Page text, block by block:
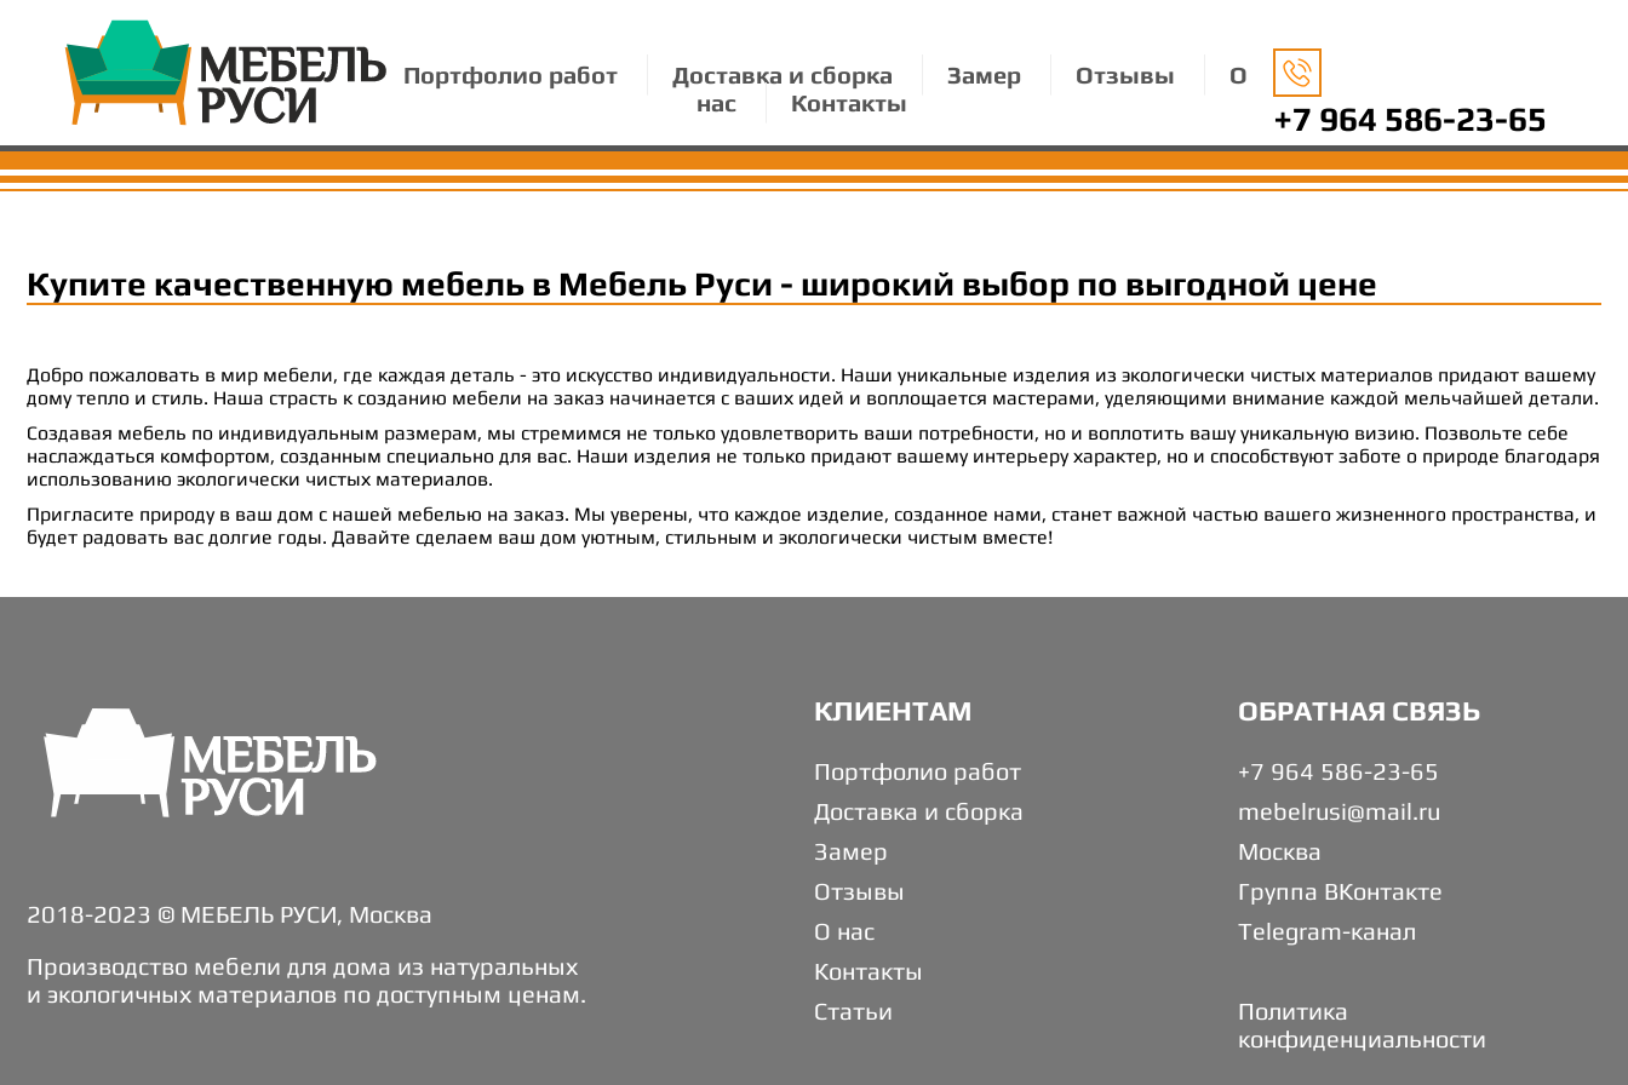
Портфолио работ Доставка и сборка Замер Отзывы
О
нас
Контакты +7 964 586-23-65
Купите качественную мебель в Мебель Руси - широкий выбор по выгодной цене
Добро пожаловать в мир мебели, где каждая деталь - это искусство индивидуальности. Наши уникальные изделия из экологически чистых материалов придают вашему
дому тепло и стиль. Наша страсть к созданию мебели на заказ начинается с ваших идей и воплощается мастерами, уделяющими внимание каждой мельчайшей детали.
Создавая мебель по индивидуальным размерам, мы стремимся не только удовлетворить ваши потребности, но и воплотить вашу уникальную визию. Позвольте себе
наслаждаться комфортом, созданным специально для вас. Наши изделия не только придают вашему интерьеру характер, но и способствуют заботе о природе благодаря
использованию экологически чистых материалов.
Пригласите природу в ваш дом с нашей мебелью на заказ. Мы уверены, что каждое изделие, созданное нами, станет важной частью вашего жизненного пространства, и
будет радовать вас долгие годы. Давайте сделаем ваш дом уютным, стильным и экологически чистым вместе!
2018-2023 © МЕБЕЛЬ РУСИ, Москва
Производство мебели для дома из натуральных
и экологичных материалов по доступным ценам.
КЛИЕНТАМ
Портфолио работ
Доставка и сборка
Замер
Отзывы
О нас
Контакты
Статьи
ОБРАТНАЯ СВЯЗЬ
+7 964 586-23-65
mebelrusi@mail.ru
Москва
Группа ВКонтакте
Telegram-канал
Политика
конфиденциальности